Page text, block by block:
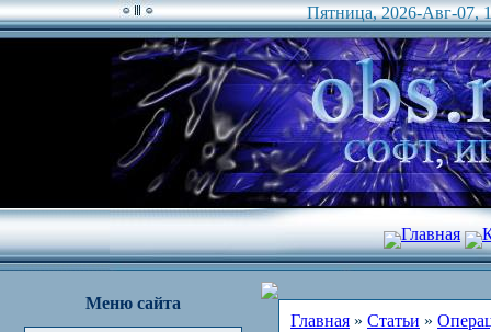
Пятница, 2026-Авг-07,
Главная
Меню сайта
Главная » Статьи »